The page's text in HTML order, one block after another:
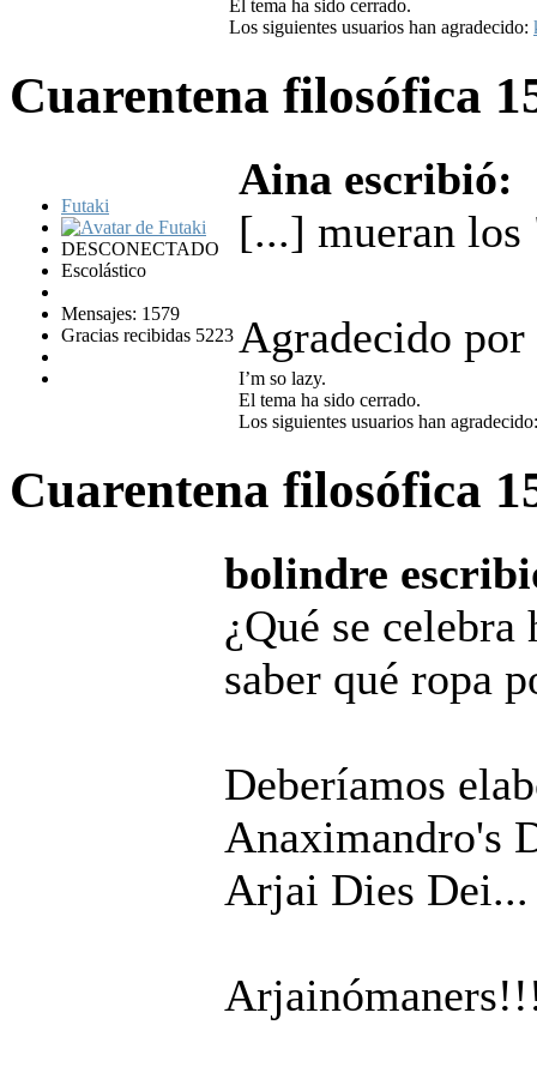
El tema ha sido cerrado.
Los siguientes usuarios han agradecido:
Cuarentena filosófica
Futaki
DESCONECTADO
Escolástico
Mensajes: 1579
Gracias recibidas 5223
Aina escribió:
[...] mueran
Agradecido
I’m so lazy.
El tema ha sido cerrado.
Los siguientes usuarios han
Cuarentena filosófica
bolindre
¿Qué se
saber qué ropa
Deberíamos
Anaximandro's
Arjai Dies Dei...